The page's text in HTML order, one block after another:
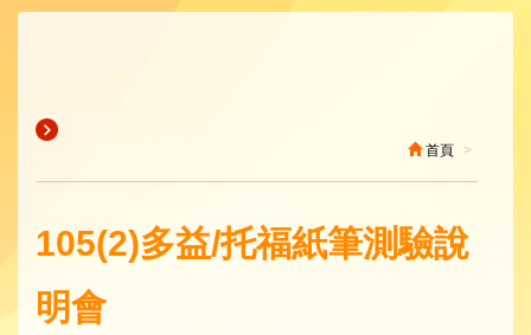
首頁
105(2)多益/托福紙筆測驗說
明會